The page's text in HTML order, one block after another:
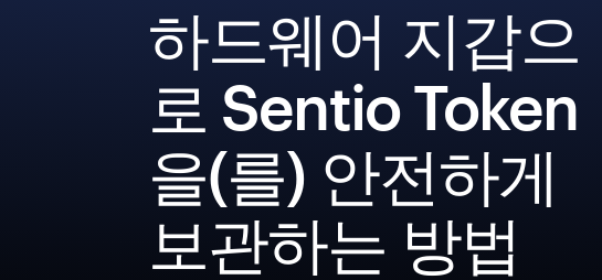
하드웨어 지갑으
로 Sentio Token
을(를) 안전하게
보관하는 방법